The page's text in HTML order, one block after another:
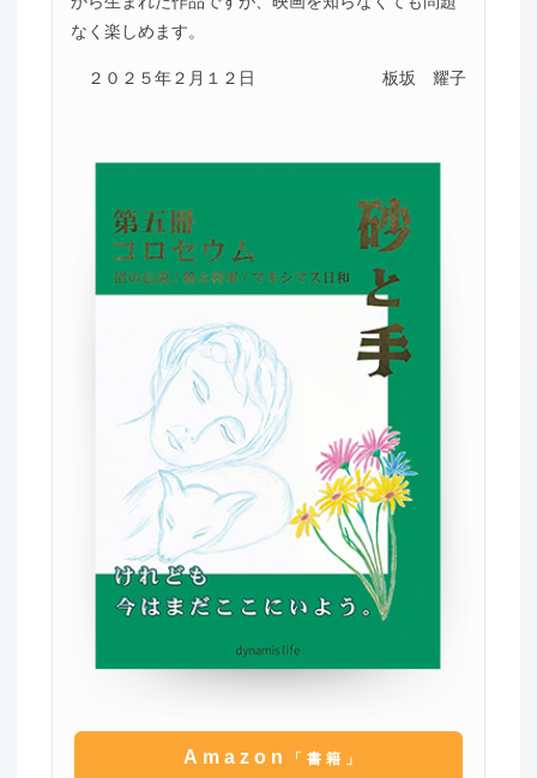
なく楽しめます。
２０２５年２月１２日 板坂 耀子
Amazon 「書籍」